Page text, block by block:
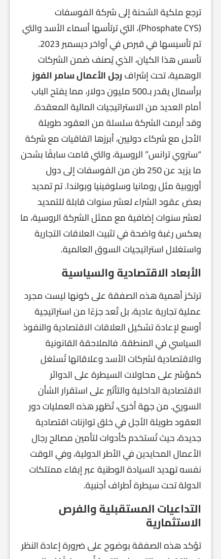
ترجع ملكية الشحنة إلى شركة الفوسفات
(Phosphate CYS)، التي ترتأسها أسماء الأسد والتي
تم تأسيسها في قبرص في أواخر ديسمبر 2023.
تأسس هذا الكيان، الذي يُصنف ضمن الشركات
الوهمية، تحت إشرافرجل الأعمال سامر الفوز
برأسمال يقدر بـ500 مليون دولار، مما يفتح الباب
أمام العديد من الاستراتيجيات المالية المعقدة.
وقد أبرمت الشركة سلسلة من العقود طويلة
الأجل مع شركاء دوليين، أبرزها اتفاقيات مع شركة
“ستروي ترانس” الروسية، والتي قامت سابقًا بشحن
ما يزيد عن 250 طن من الفوسفات إلى دول
أوروبية مثل رومانيا وسلوفينيا وبولندا. تم تمديد
بعض عقود الشراء لعشر سنوات قابلة للتمديد
لعشر سنوات إضافية مع ممثل الشركة الروسية، ما
يعكس رغبة واضحة في تثبيت العلاقات التجارية
واستغلال استراتيجيات السوق العالمية.
الأبعاد الاقتصادية والسياسية
ترتكز أهمية هذه الصفقة على كونها ليست مجرد
عملية تجارية عادية، بل تُعد جزءًا من استراتيجية
أوسع لإعادة تشكيل العلاقات الاقتصادية والنفوذ
السياسي في المنطقة. فالملاحقة القانونية
والاقتصادية لشركات الأسد وعلاقاتها تُستغل
كمؤشر على محاولات السيطرة على الدوائر
الاقتصادية الداخلية والتأثير على استقرار الشأن
السوري. من جهة أخرى، تُظهر هذه العمليات دور
العقود طويلة الأجل في خلق توازنات اقتصادية
جديدة، حيث تُستخدم كأدوات لتأمين مصالح رجال
الأعمال المحايدين في الأطر الدولية، وفي الوقت
نفسه تهديد السيادة الوطنية عبر إبقاء ممتلكات
الدولة تحت سيطرة أطراف أجنبية.
التداعيات المستقبلية والفرص
الاستثمارية
تؤكد هذه الصفقة بوضوح على ضرورة إعادة النظر